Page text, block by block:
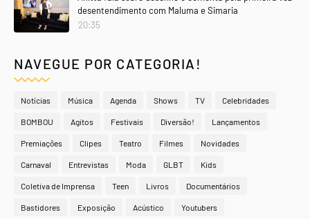
desentendimento com Maluma e Simaria
20:35
NAVEGUE POR CATEGORIA!
Notícias Música Agenda Shows TV Celebridades
BOMBOU Agitos Festivais Diversão! Lançamentos
Premiações Clipes Teatro Filmes Novidades
Carnaval Entrevistas Moda GLBT Kids
Coletiva de Imprensa Teen Livros Documentários
Bastidores Exposição Acústico Youtubers